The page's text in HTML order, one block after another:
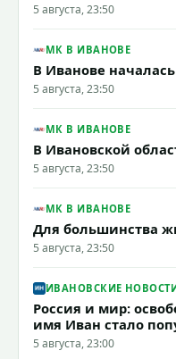
5 августа, 23:50
МК В ИВАНОВЕ
В Иванове
5 августа, 23:50
МК В ИВАНОВЕ
В Ивановской
5 августа, 23:50
МК В ИВАНОВЕ
Для большинства
5 августа, 23:50
ИВАНОВСКИЕ
Россия и мир:
имя Иван стало
5 августа, 23:00